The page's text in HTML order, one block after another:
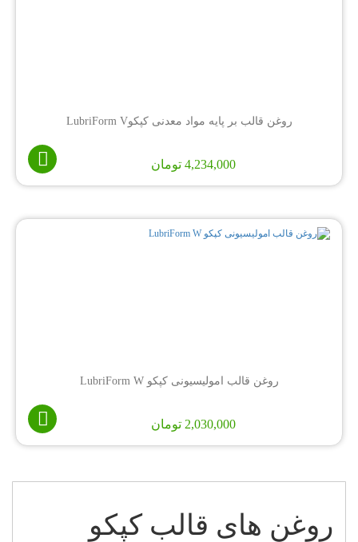
روغن قالب بر پایه مواد معدنی کپکوLubriForm V
4,234,000 تومان
روغن قالب امولیسیونی کپکو LubriForm W
2,030,000 تومان
روغن های قالب کپکو